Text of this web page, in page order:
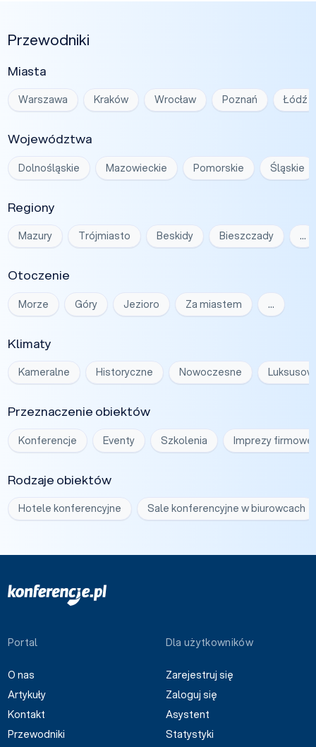
Przewodniki
Miasta
Warszawa Kraków Wrocław Poznań Łódź
Województwa
Dolnośląskie Mazowieckie Pomorskie Śląskie
Regiony
Mazury Trójmiasto Beskidy Bieszczady …
Otoczenie
Morze Góry Jezioro Za miastem …
Klimaty
Kameralne Historyczne Nowoczesne
Przeznaczenie obiektów
Konferencje Eventy Szkolenia Imprezy firmowe
Rodzaje obiektów
Hotele konferencyjne Sale konferencyjne w biurowcach
Portal
O nas
Artykuły
Kontakt
Przewodniki
Dla użytkowników
Zarejestruj się
Zaloguj się
Asystent
Statystyki